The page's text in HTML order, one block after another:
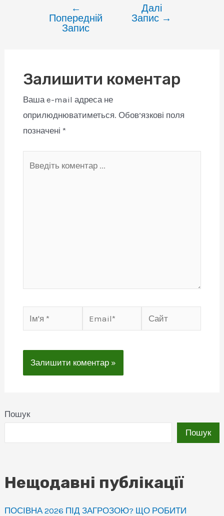
Пошук
Пошук
Нещодавні публікації
ПОСІВНА 2026 ПІД ЗАГРОЗОЮ? ЩО РОБИТИ
записів
←
Попередній
Запис
Далі
Запис →
Залишити коментар
Ваша e-mail адреса не
оприлюднюватиметься. Обов’язкові поля
позначені *
Ім'я
*
Email* Сайт